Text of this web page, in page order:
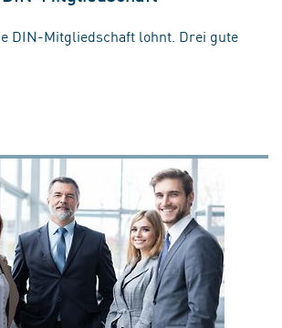
DIN-Mitgliedschaft lohnt. Drei gute